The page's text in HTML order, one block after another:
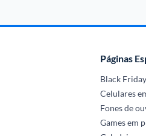
Páginas
Black Friday
Celulares
Fones de
Games em